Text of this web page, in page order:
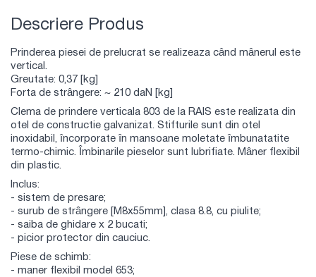
Descriere Produs
Prinderea piesei de prelucrat se realizeaza când mânerul este
vertical.
Greutate: 0,37 [kg]
Forta de strângere: ~ 210 daN [kg]
Clema de prindere verticala 803 de la RAIS este realizata din
otel de constructie galvanizat. Stifturile sunt din otel
inoxidabil, încorporate în mansoane moletate îmbunatatite
termo-chimic. Îmbinarile pieselor sunt lubrifiate. Mâner flexibil
din plastic.
Inclus:
- sistem de presare;
- surub de strângere [M8x55mm], clasa 8.8, cu piulite;
- saiba de ghidare x 2 bucati;
- picior protector din cauciuc.
Piese de schimb:
- maner flexibil model 653;